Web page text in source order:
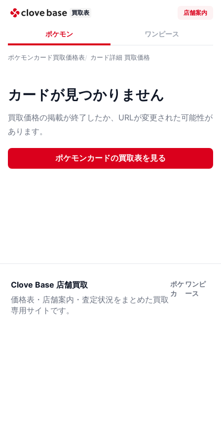
買取表 店舗案内
ポケモン ワンピース
ポケモンカード買取価格表 カード詳細 買取価格
カードが見つかりません
買取価格の掲載が終了したか、URLが変更された可能性が
あります。
ポケモンカードの買取表を見る
Clove Base 店舗買取
価格表・店舗案内・査定状況をまとめた買取
専用サイトです。
ポケ
カ
ワンピ
ース